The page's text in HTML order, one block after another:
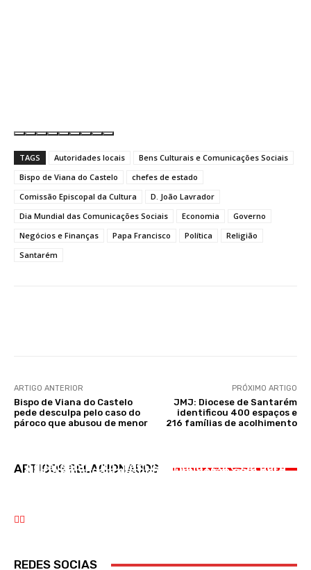
TAGS Autoridades locais
Bens Culturais e Comunicações Sociais
Bispo de Viana do Castelo
chefes de estado
Comissão Episcopal da Cultura
D. João Lavrador
Dia Mundial das Comunicações Sociais
Economia
Governo
Negócios e Finanças
Papa Francisco Política
Religião
Santarém
ARTIGO ANTERIOR
Bispo de Viana do Castelo
pede desculpa pelo caso do
pároco que abusou de menor
PRÓXIMO ARTIGO
JMJ: Diocese de Santarém
identificou 400 espaços e
216 famílias de acolhimento
ARTIGOS RELACIONADOS
Leiria convida a descobrir um verão com arte
Aguardente DOC fesT Lourinhã regressa para
Benfica goleia Hearts e fica com um pé na
REDES SOCIAS